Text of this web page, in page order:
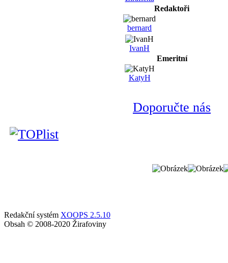
Redaktoři
bernard
IvanH
Emeritní
KatyH
Doporučte nás
Redakční systém XOOPS 2.5.10
Obsah © 2008-2020 Žirafoviny